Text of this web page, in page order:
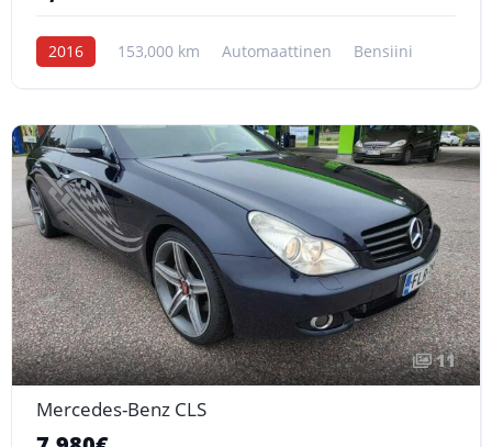
2016 153,000 km Automaattinen Bensiini
11
Mercedes-Benz CLS